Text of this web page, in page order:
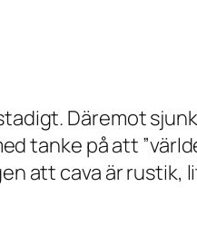
Däremot
tanke på att
att cava är rustik,